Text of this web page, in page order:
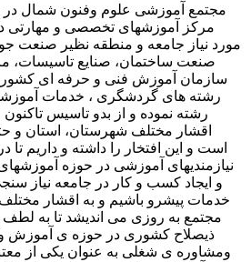
مرکز آموزشهای تخصصی و مهارتی
مورد نیاز جامعه و منطقه نظیر صنعت
صنعت ساختمان، صنایع تاسیسات،
سازمان آموزش فنی و حرفه ای
رشته های گردشگری ، خدمات
رشته نموده و از بدو تاسیس
اقشار مختلف شهرستان، استان و
است و این افتخار را داشته و داریم تا
نیازمندیهای آموزشی در حوزه
و ایجاد کسب و کار در جامعه نیاز
خدمات پیشرو باشیم و به اقشار
مجتمع به روزی می اندیشد تا به لطف
ذیصلاح کشوری در حوزه ی
ومشاوره ی شغلی به عنوان یکی از